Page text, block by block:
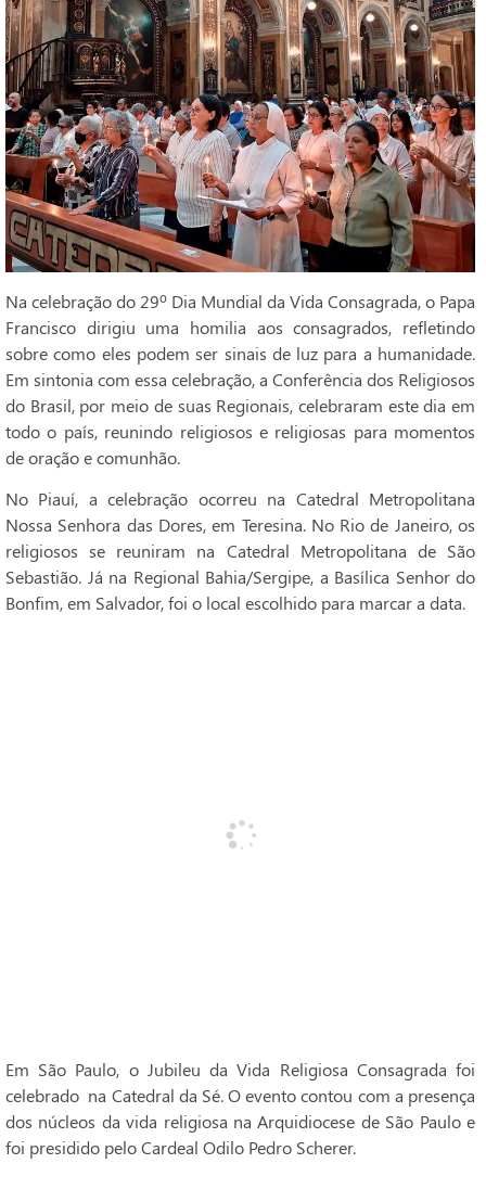
Na celebração do 29º Dia Mundial da Vida Consagrada, o Papa
Francisco dirigiu uma homilia aos consagrados, refletindo
sobre como eles podem ser sinais de luz para a humanidade.
Em sintonia com essa celebração, a Conferência dos Religiosos
do Brasil, por meio de suas Regionais, celebraram este dia em
todo o país, reunindo religiosos e religiosas para momentos
de oração e comunhão.
No Piauí, a celebração ocorreu na Catedral Metropolitana
Nossa Senhora das Dores, em Teresina. No Rio de Janeiro, os
religiosos se reuniram na Catedral Metropolitana de São
Sebastião. Já na Regional Bahia/Sergipe, a Basílica Senhor do
Bonfim, em Salvador, foi o local escolhido para marcar a data.
Em São Paulo, o Jubileu da Vida Religiosa Consagrada foi
celebrado na Catedral da Sé. O evento contou com a presença
dos núcleos da vida religiosa na Arquidiocese de São Paulo e
foi presidido pelo Cardeal Odilo Pedro Scherer.